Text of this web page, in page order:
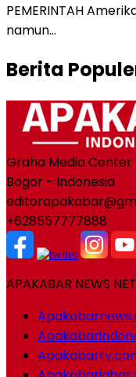
PEMERINTAH
namun…
Berita
Graha Media Center
Bogor - Indonesia
+628557777888
APAKABAR NEWS